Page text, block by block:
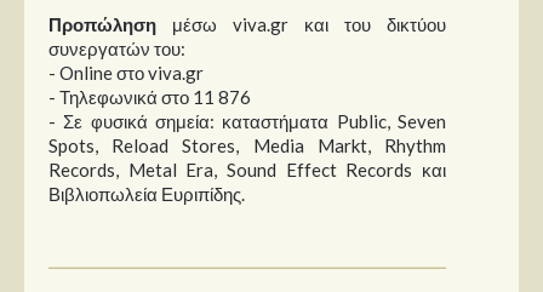
Προπώληση μέσω viva.gr και του δικτύου
συνεργατών του:
- Online στο viva.gr
- Τηλεφωνικά στο 11 876
- Σε φυσικά σημεία: καταστήματα Public, Seven
Spots, Reload Stores, Media Markt, Rhythm
Records, Metal Era, Sound Effect Records και
Βιβλιοπωλεία Ευριπίδης.